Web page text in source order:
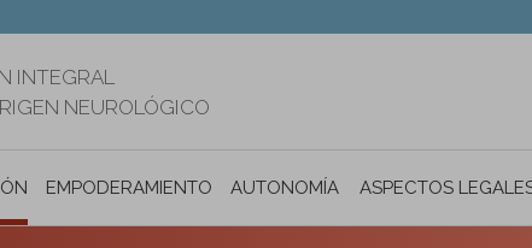
INTEGRAL
NEUROLÓGICO
EMPODERAMIENTO AUTONOMÍA PERSONAL E
ASPECTOS